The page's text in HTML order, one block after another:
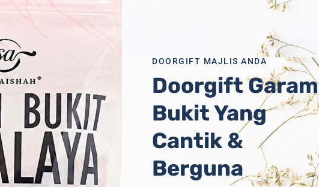
mudah
mewah.
reka
aksesori hiasan
pejabat.
seperti logam,
daripada
memberi kesan
ion negatif.
DOORGIFT MAJLIS ANDA
Doorgift Garam
Bukit Yang
Cantik &
Berguna